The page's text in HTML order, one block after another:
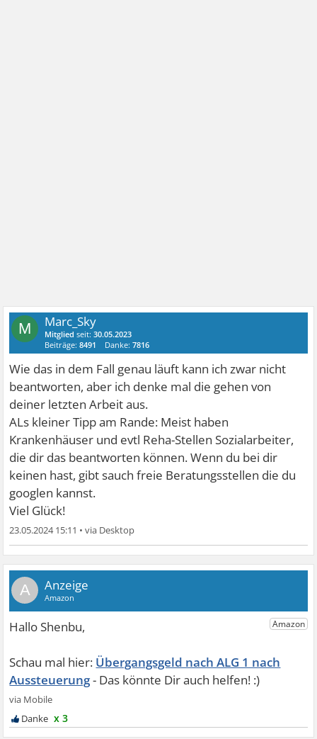
M Marc_Sky
Mitglied seit:30.05.2023
Beiträge:8491 Danke:7816
Wie das in dem Fall genau läuft kann ich zwar nicht
beantworten, aber ich denke mal die gehen von
deiner letzten Arbeit aus.
ALs kleiner Tipp am Rande: Meist haben
Krankenhäuser und evtl Reha-Stellen Sozialarbeiter,
die dir das beantworten können. Wenn du bei dir
keinen hast, gibt sauch freie Beratungsstellen die du
googlen kannst.
Viel Glück!
23.05.2024 15:11 •
A
Übergangsgeld nach ALG 1 nach
Aussteuerung
x 3